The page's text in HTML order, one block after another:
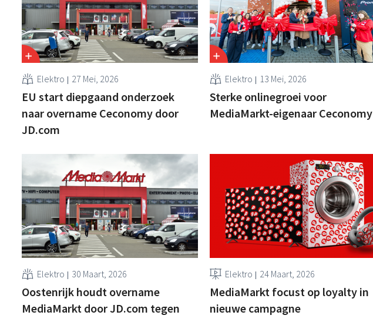
Elektro 27 Mei, 2026
EU start diepgaand onderzoek
naar overname Ceconomy door
JD.com
Elektro 13 Mei, 2026
Sterke onlinegroei voor
MediaMarkt-eigenaar Ceconomy
Elektro 30 Maart, 2026
Oostenrijk houdt overname
MediaMarkt door JD.com tegen
Elektro 24 Maart, 2026
MediaMarkt focust op loyalty in
nieuwe campagne